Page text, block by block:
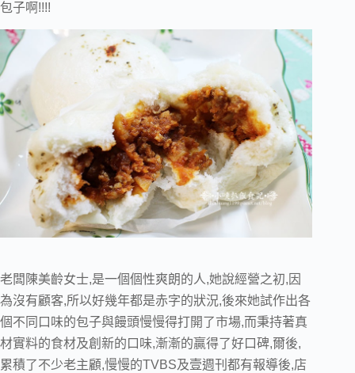
包子啊!!!!
老闆陳美齡女士,是一個個性爽朗的人,她說經營之初,因
為沒有顧客,所以好幾年都是赤字的狀況,後來她試作出各
個不同口味的包子與饅頭慢慢得打開了市場,而秉持著真
材實料的食材及創新的口味,漸漸的贏得了好口碑,爾後,
累積了不少老主顧,慢慢的TVBS及壹週刊都有報導後,店